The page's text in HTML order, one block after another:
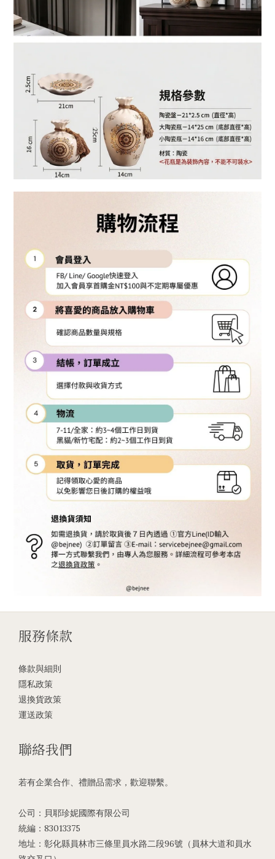
服務條款
條款與細則
隱私政策
退換貨政策
運送政策
聯絡我們
若有企業合作、禮贈品需求，歡迎聯繫。
公司：貝耶珍妮國際有限公司
統編：83013375
地址：彰化縣員林市三條里員水路二段96號（員林大道和員水